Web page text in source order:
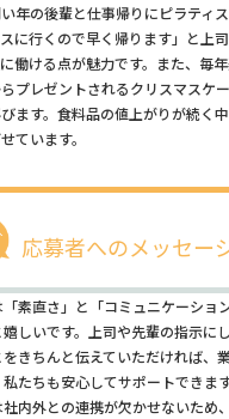
年の後輩と仕事帰りにピラティ
に行くので早く帰ります」と上
働ける点が魅力です。また、毎
プレゼントされるクリスマスケ
ます。食料品の値上がりが続く
ています。
応募者へのメッセー
素直さ」と「コミュニケーショ
しいです。上司や先輩の指示に
きちんと伝えていただければ、
たちも安心してサポートできま
内外との連携が欠かせないため